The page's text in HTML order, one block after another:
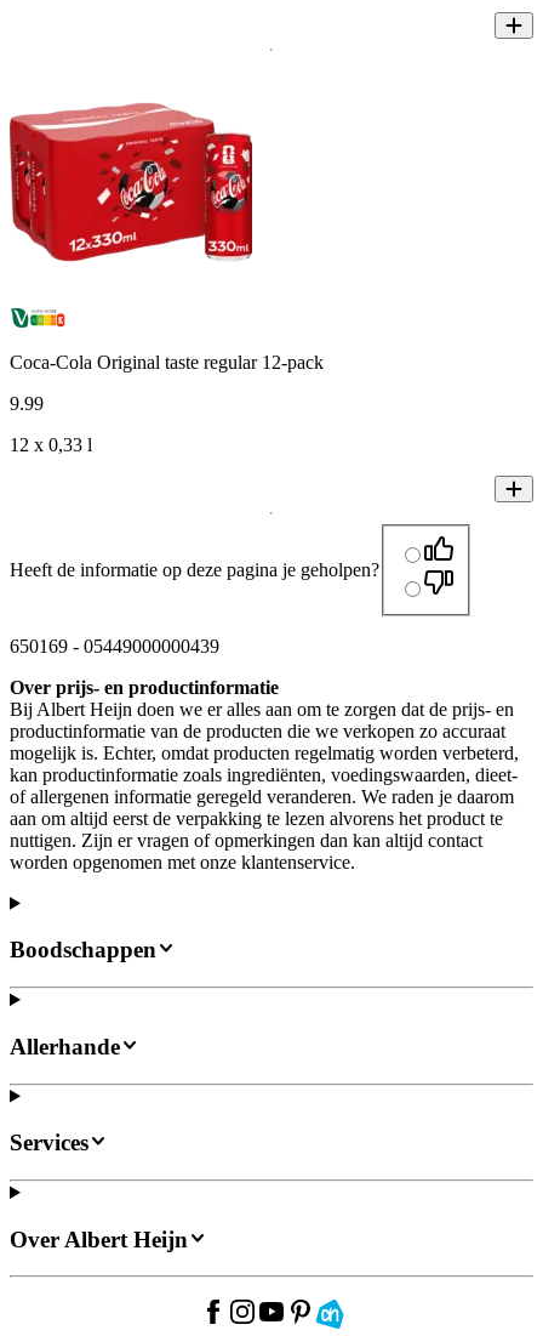
Coca-Cola Original taste regular 12-pack
9.99
12 x 0,33 l
Heeft de informatie op deze pagina je geholpen?
650169 - 05449000000439
Over prijs- en productinformatie
Bij Albert Heijn doen we er alles aan om te zorgen dat de prijs- en
productinformatie van de producten die we verkopen zo accuraat
mogelijk is. Echter, omdat producten regelmatig worden verbeterd,
kan productinformatie zoals ingrediënten, voedingswaarden, dieet-
of allergenen informatie geregeld veranderen. We raden je daarom
aan om altijd eerst de verpakking te lezen alvorens het product te
nuttigen. Zijn er vragen of opmerkingen dan kan altijd contact
worden opgenomen met onze klantenservice.
Boodschappen
Allerhande
Services
Over Albert Heijn